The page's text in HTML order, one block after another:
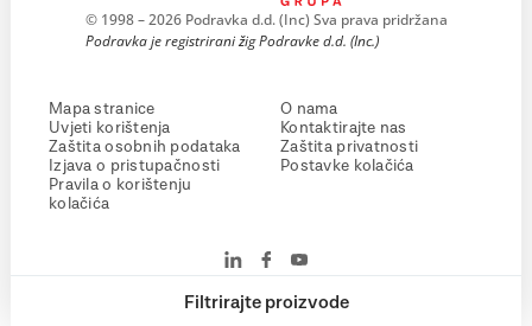
Filtrirajte proizvode
© 1998 – 2026 Podravka d.d. (Inc) Sva prava pridržana
Podravka je registrirani žig Podravke d.d. (Inc.)
Mapa stranice
Uvjeti korištenja
Zaštita osobnih podataka
Izjava o pristupačnosti
Pravila o korištenju
kolačića
O nama
Kontaktirajte nas
Zaštita privatnosti
Postavke kolačića